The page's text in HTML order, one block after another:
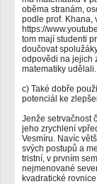
oběma stranám,
podle prof. Khana,
https://
tom mají studenti
doučovat
odpovědi na jejich
matematiky
c) Také dobře
potenciál ke
Jenže setrvačnost
jeho zrychlení
Vesmíru. Navíc
svých postupů a
tristní, v prvním
nejmenované
kvadratické